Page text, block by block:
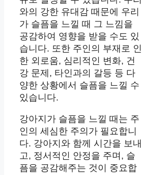
와의 강한 유대감 때문에 우리
가 슬픔을 느낄 때 그 느낌을
공감하여 영향을 받을 수도 있
습니다. 또한 주인의 부재로 인
한 외로움, 심리적인 변화, 건
강 문제, 타인과의 갈등 등 다
양한 상황에서 슬픔을 느낄 수
있습니다.
강아지가 슬픔을 느낄 때는 주
인의 세심한 주의가 필요합니
다. 강아지와 함께 시간을 보내
고, 정서적인 안정을 주며, 슬
픔을 공감해주는 것이 중요합